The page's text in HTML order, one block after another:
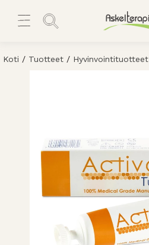
Koti / Tuotteet / Hyvinvointituotteet